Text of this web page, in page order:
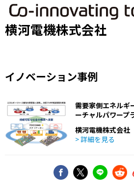
横河電機株式会社
イノベーション事例
需要家側エネルギ
ーチャルパワープ
横河電機株式会社
> 詳細を見る